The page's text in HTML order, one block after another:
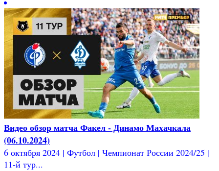
Видео обзор матча Факел - Динамо Махачкала
(06.10.2024)
6 октября 2024 | Футбол | Чемпионат России 2024/25 |
11-й тур...